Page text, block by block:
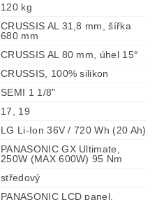
120 kg
CRUSSIS AL 31,8 mm, šířka
680 mm
CRUSSIS AL 80 mm, úhel 15°
CRUSSIS, 100% silikon
SEMI 1 1/8"
17, 19
LG Li-Ion 36V / 720 Wh (20 Ah)
PANASONIC GX Ultimate,
250W (MAX 600W) 95 Nm
středový
PANASONIC LCD panel,